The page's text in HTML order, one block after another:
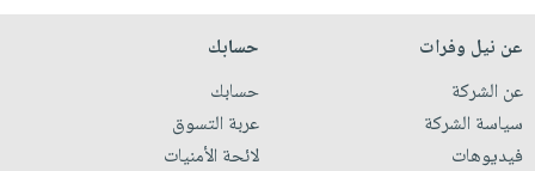
عن نيل وفرات
عن الشركة
سياسة الشركة
فيديوهات
حسابك
حسابك
عربة التسوق
لائحة الأمنيات